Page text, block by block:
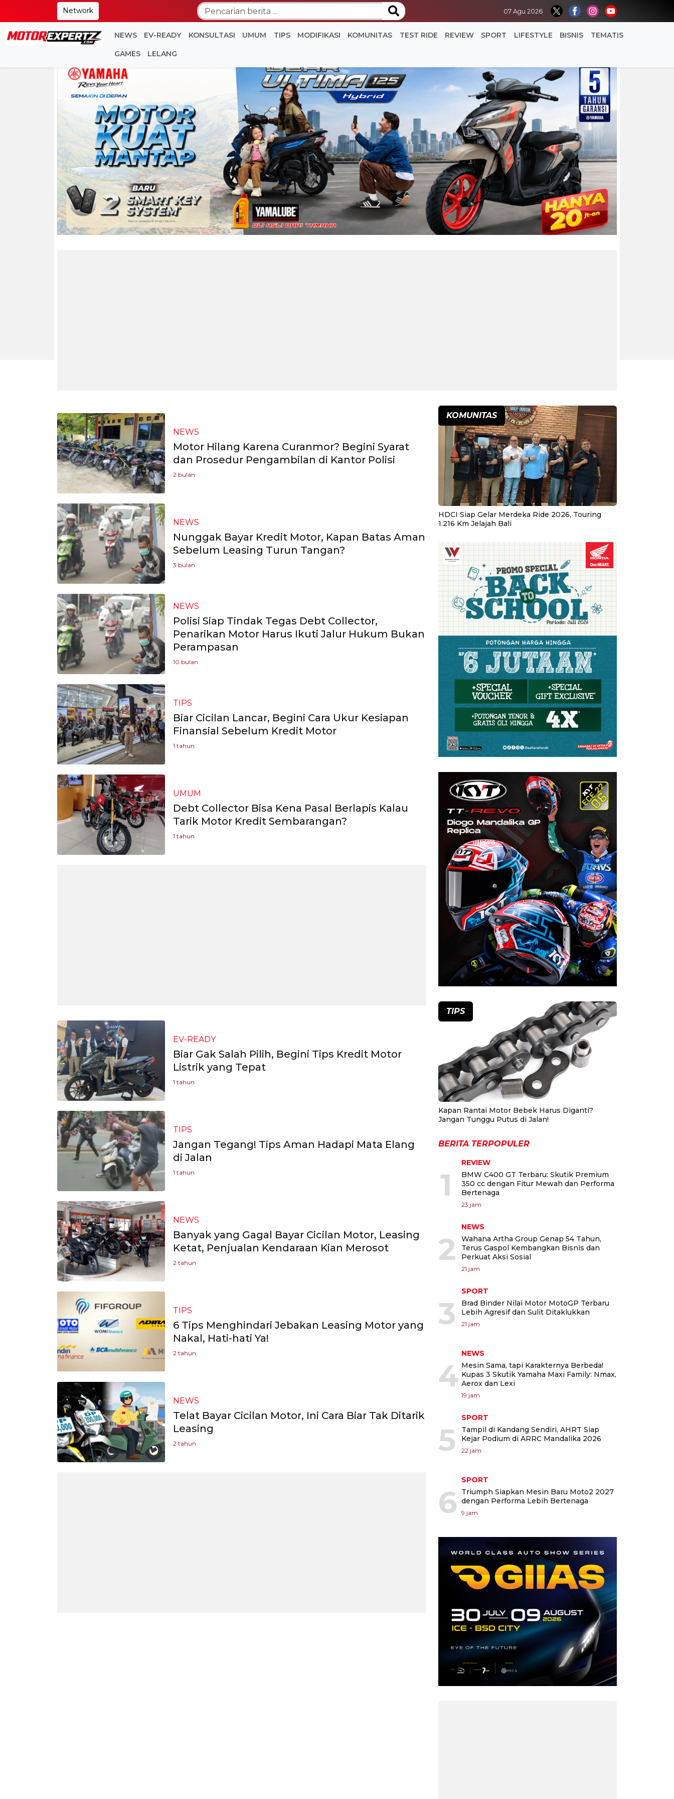
Network 07 Agu 2026
NEWS EV-READY KONSULTASI UMUM TIPS MODIFIKASI KOMUNITAS TEST RIDE REVIEW SPORT LIFESTYLE BISNIS TEMATIS
GAMES LELANG
NEWS
Motor Hilang Karena Curanmor? Begini Syarat
dan Prosedur Pengambilan di Kantor Polisi
2 bulan
NEWS
Nunggak Bayar Kredit Motor, Kapan Batas Aman
Sebelum Leasing Turun Tangan?
3 bulan
NEWS
Polisi Siap Tindak Tegas Debt Collector,
Penarikan Motor Harus Ikuti Jalur Hukum Bukan
Perampasan
10 bulan
TIPS
Biar Cicilan Lancar, Begini Cara Ukur Kesiapan
Finansial Sebelum Kredit Motor
1 tahun
UMUM
Debt Collector Bisa Kena Pasal Berlapis Kalau
Tarik Motor Kredit Sembarangan?
1 tahun
EV-READY
Biar Gak Salah Pilih, Begini Tips Kredit Motor
Listrik yang Tepat
1 tahun
TIPS
Jangan Tegang! Tips Aman Hadapi Mata Elang
di Jalan
1 tahun
NEWS
Banyak yang Gagal Bayar Cicilan Motor, Leasing
Ketat, Penjualan Kendaraan Kian Merosot
2 tahun
TIPS
6 Tips Menghindari Jebakan Leasing Motor yang
Nakal, Hati-hati Ya!
2 tahun
NEWS
Telat Bayar Cicilan Motor, Ini Cara Biar Tak Ditarik
Leasing
2 tahun
KOMUNITAS
HDCI Siap Gelar Merdeka Ride 2026, Touring
1.216 Km Jelajah Bali
TIPS
Kapan Rantai Motor Bebek Harus Diganti?
Jangan Tunggu Putus di Jalan!
BERITA TERPOPULER
1
REVIEW
BMW C400 GT Terbaru: Skutik Premium
350 cc dengan Fitur Mewah dan Performa
Bertenaga
23 jam
2
NEWS
Wahana Artha Group Genap 54 Tahun,
Terus Gaspol Kembangkan Bisnis dan
Perkuat Aksi Sosial
21 jam
3
SPORT
Brad Binder Nilai Motor MotoGP Terbaru
Lebih Agresif dan Sulit Ditaklukkan
21 jam
4
NEWS
Mesin Sama, tapi Karakternya Berbeda!
Kupas 3 Skutik Yamaha Maxi Family: Nmax,
Aerox dan Lexi
19 jam
5
SPORT
Tampil di Kandang Sendiri, AHRT Siap
Kejar Podium di ARRC Mandalika 2026
22 jam
6
SPORT
Triumph Siapkan Mesin Baru Moto2 2027
dengan Performa Lebih Bertenaga
9 jam